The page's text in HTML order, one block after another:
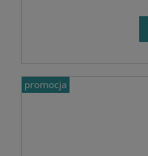
promocja